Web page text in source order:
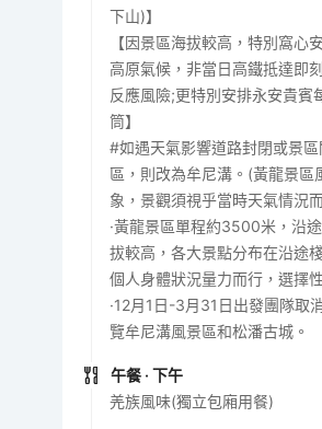
下山)】
【因景區海拔較高，特別窩心
高原氣候，非當日高鐵抵達即
反應風險;更特別安排永安貴賓
筒】
#如遇天氣影響道路封閉或景
區，則改為牟尼溝。(黃龍景區
象，景觀須視乎當時天氣情況
·黃龍景區單程約3500米，沿
拔較高，各大景點分布在沿途
個人身體狀況量力而行，選擇
·12月1日-3月31日出發團隊取
覽牟尼溝風景區和松潘古城。
午餐 · 下午
羌族風味(獨立包廂用餐)